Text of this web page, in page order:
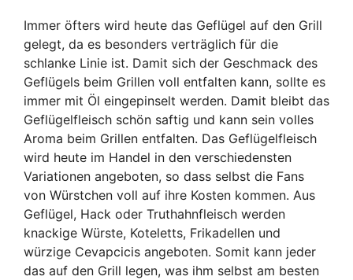
Immer öfters wird heute das Geflügel auf den Grill
gelegt, da es besonders verträglich für die
schlanke Linie ist. Damit sich der Geschmack des
Geflügels beim Grillen voll entfalten kann, sollte es
immer mit Öl eingepinselt werden. Damit bleibt das
Geflügelfleisch schön saftig und kann sein volles
Aroma beim Grillen entfalten. Das Geflügelfleisch
wird heute im Handel in den verschiedensten
Variationen angeboten, so dass selbst die Fans
von Würstchen voll auf ihre Kosten kommen. Aus
Geflügel, Hack oder Truthahnfleisch werden
knackige Würste, Koteletts, Frikadellen und
würzige Cevapcicis angeboten. Somit kann jeder
das auf den Grill legen, was ihm selbst am besten